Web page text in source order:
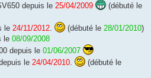
depuis le 25/04/2009
(débuté le
le 24/11/2012 (débuté le 28/01/2010)
le 08/09/2008
depuis le 01/06/2007
le 24/04/2010
(débuté le